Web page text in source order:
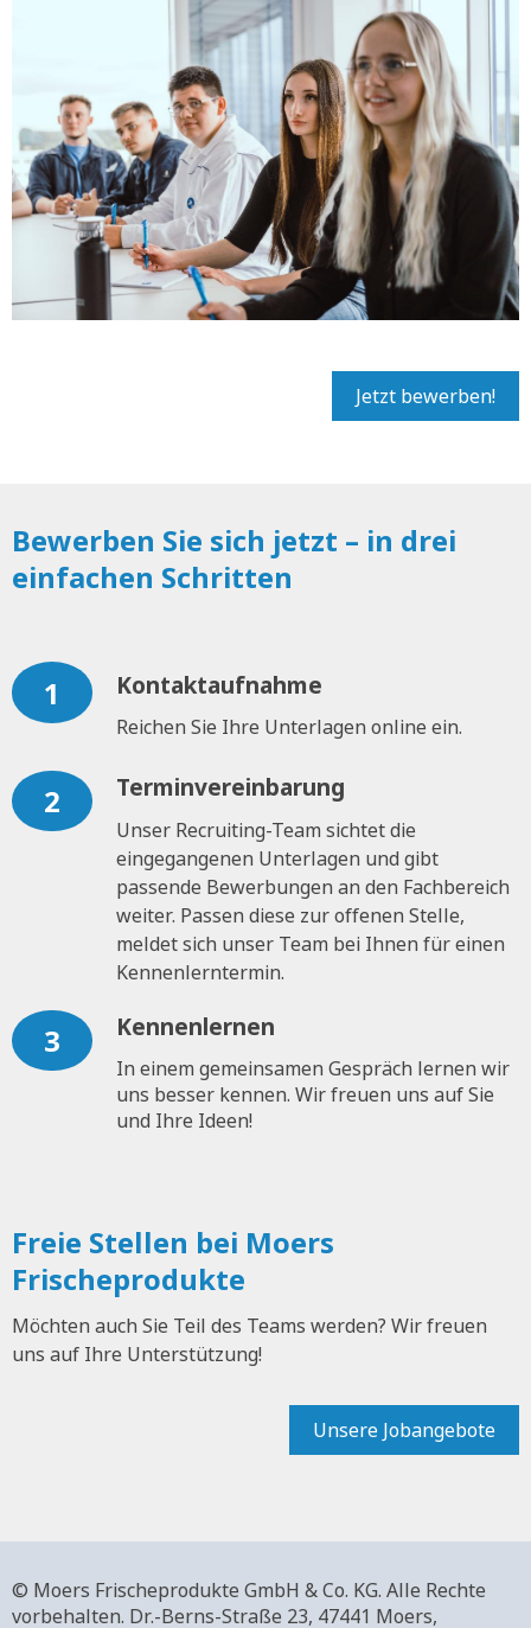
Jetzt bewerben!
Bewerben Sie sich jetzt – in drei
einfachen Schritten
1 Kontaktaufnahme
Reichen Sie Ihre Unterlagen online ein.
2 Terminvereinbarung
Unser Recruiting-Team sichtet die
eingegangenen Unterlagen und gibt
passende Bewerbungen an den Fachbereich
weiter. Passen diese zur offenen Stelle,
meldet sich unser Team bei Ihnen für einen
Kennenlerntermin.
3 Kennenlernen
In einem gemeinsamen Gespräch lernen wir
uns besser kennen. Wir freuen uns auf Sie
und Ihre Ideen!
Freie Stellen bei Moers
Frischeprodukte
Möchten auch Sie Teil des Teams werden? Wir freuen
uns auf Ihre Unterstützung!
Unsere Jobangebote
© Moers Frischeprodukte GmbH & Co. KG. Alle Rechte
vorbehalten. Dr.-Berns-Straße 23, 47441 Moers,